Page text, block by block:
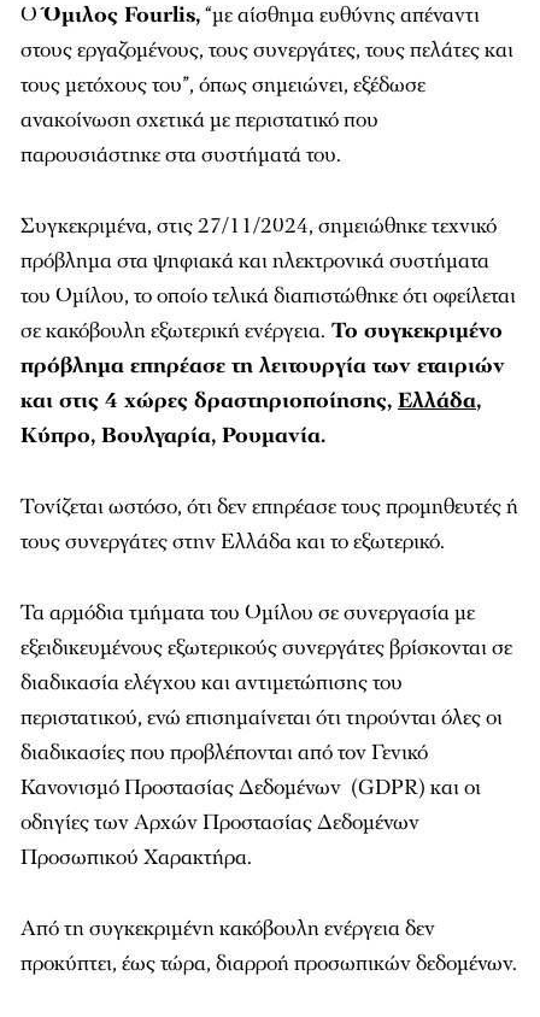
ΟΌμιλος Fourlis,“με αίσθημα ευθύνης απέναντι
στους εργαζομένους, τους συνεργάτες, τους πελάτες και
τους μετόχους του”, όπως σημειώνει, εξέδωσε
ανακοίνωση σχετικά με περιστατικό που
παρουσιάστηκε στα συστήματά του.
Συγκεκριμένα, στις 27/11/2024, σημειώθηκε τεχνικό
πρόβλημα στα ψηφιακά και ηλεκτρονικά συστήματα
του Ομίλου, το οποίο τελικά διαπιστώθηκε ότι οφείλεται
σε κακόβουλη εξωτερική ενέργεια. Το συγκεκριμένο
πρόβλημα επηρέασε τη λειτουργία των εταιριών
και στις 4 χώρες δραστηριοποίησης, Ελλάδα,
Κύπρο, Βουλγαρία, Ρουμανία.
Τονίζεται ωστόσο, ότι δεν επηρέασε τους προμηθευτές ή
τους συνεργάτες στην Ελλάδα και το εξωτερικό.
Τα αρμόδια τμήματα του Ομίλου σε συνεργασία με
εξειδικευμένους εξωτερικούς συνεργάτες βρίσκονται σε
διαδικασία ελέγχου και αντιμετώπισης του
περιστατικού, ενώ επισημαίνεται ότι τηρούνται όλες οι
διαδικασίες που προβλέπονται από τον Γενικό
Κανονισμό Προστασίας Δεδομένων (GDPR) και οι
οδηγίες των Αρχών Προστασίας Δεδομένων
Προσωπικού Χαρακτήρα.
Από τη συγκεκριμένη κακόβουλη ενέργεια δεν
προκύπτει, έως τώρα, διαρροή προσωπικών δεδομένων.